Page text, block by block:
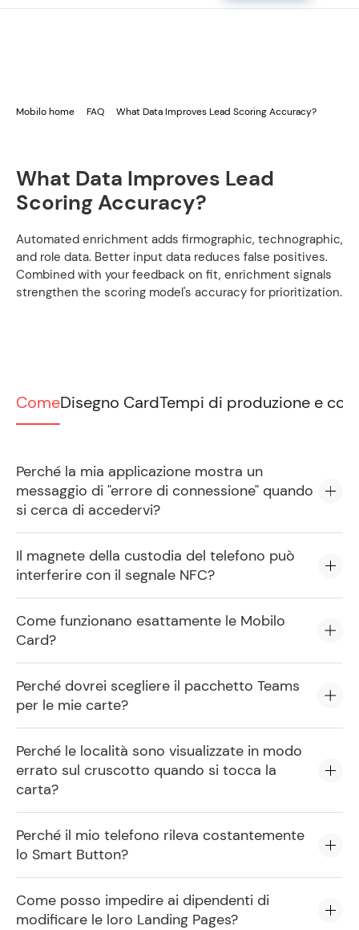
Mobilo home FAQ What Data Improves Lead Scoring Accuracy?
What Data Improves Lead
Scoring Accuracy?
Automated enrichment adds firmographic, technographic,
and role data. Better input data reduces false positives.
Combined with your feedback on fit, enrichment signals
strengthen the scoring model's accuracy for prioritization.
ComeDisegno CardTempi di produzione e
Perché la mia applicazione mostra un
messaggio di "errore di connessione" quando
si cerca di accedervi?
Il magnete della custodia del telefono può
interferire con il segnale NFC?
Come funzionano esattamente le Mobilo
Card?
Perché dovrei scegliere il pacchetto Teams
per le mie carte?
Perché le località sono visualizzate in modo
errato sul cruscotto quando si tocca la
carta?
Perché il mio telefono rileva costantemente
lo Smart Button?
Come posso impedire ai dipendenti di
modificare le loro Landing Pages?